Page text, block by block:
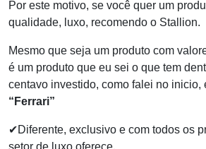
Por este motivo, se você quer um
qualidade, luxo, recomendo o Stallion.
Mesmo que seja um produto com
é um produto que eu sei o que tem
centavo investido, como falei no inicio,
“Ferrari”
✔Diferente, exclusivo e com todos os
setor de luxo oferece.